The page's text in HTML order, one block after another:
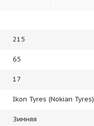
215
65
17
Ikon Tyres (Nokian Tyres)
Зимняя